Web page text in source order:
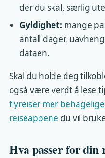
der du skal, særlig
Gyldighet: mange
antall dager,
dataen.
Skal du holde deg
også være verdt å lese
flyreiser mer behagelige
reiseappene du vil
Hva passer for din